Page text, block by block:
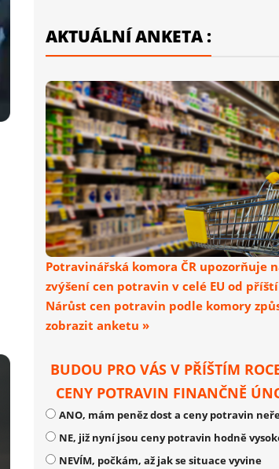
AKTUÁLNÍ ANKETA :
Potravinářská komora ČR upozorňuje
zvýšení cen potravin v celé EU od
Nárůst cen potravin podle komory
zobrazit anketu »
BUDOU PRO VÁS V PŘÍŠTÍM
CENY POTRAVIN FINANČNĚ
ANO, mám peněz dost a ceny potravin
NE, již nyní jsou ceny potravin hodně
NEVÍM, počkám, až jak se situace vyvine